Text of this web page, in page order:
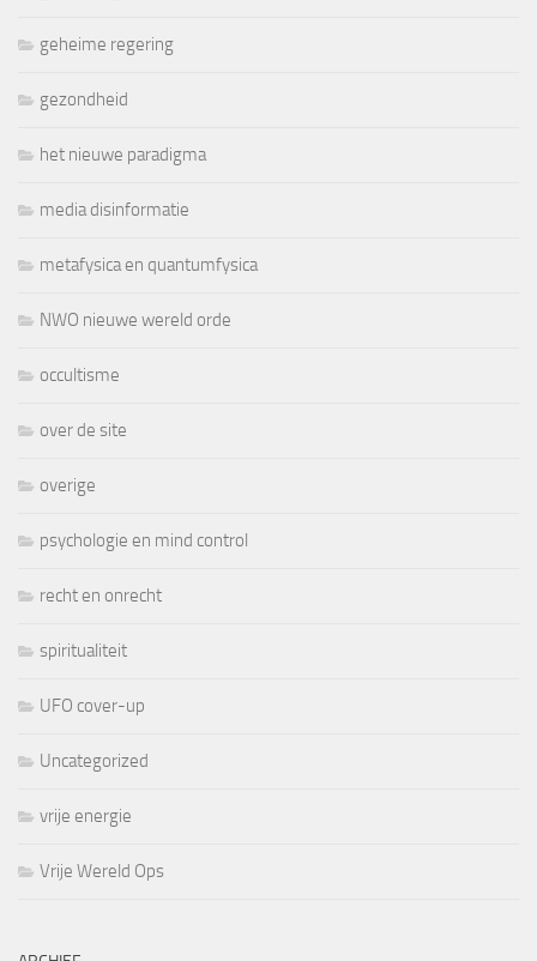
geheime regering
gezondheid
het nieuwe paradigma
media disinformatie
metafysica en quantumfysica
NWO nieuwe wereld orde
occultisme
over de site
overige
psychologie en mind control
recht en onrecht
spiritualiteit
UFO cover-up
Uncategorized
vrije energie
Vrije Wereld Ops